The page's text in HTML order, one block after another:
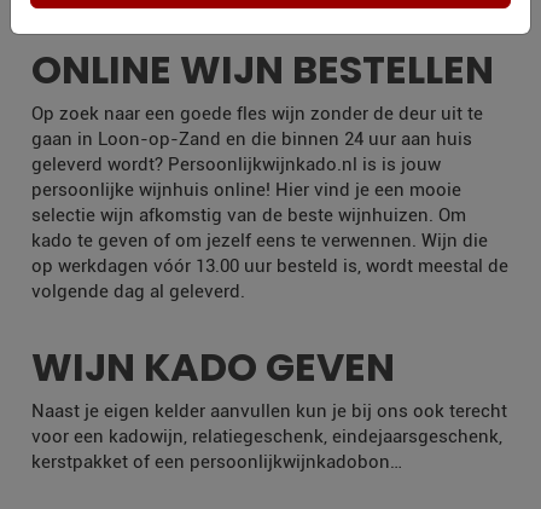
KADOBON
CONTACT
ONLINE WIJN BESTELLEN
Op zoek naar een goede fles wijn zonder de deur uit te
gaan in Loon-op-Zand en die binnen 24 uur aan huis
geleverd wordt? Persoonlijkwijnkado.nl is is jouw
persoonlijke wijnhuis online! Hier vind je een mooie
selectie wijn afkomstig van de beste wijnhuizen. Om
kado te geven of om jezelf eens te verwennen. Wijn die
op werkdagen vóór 13.00 uur besteld is, wordt meestal de
volgende dag al geleverd.
WIJN KADO GEVEN
Naast je eigen kelder aanvullen kun je bij ons ook terecht
voor een kadowijn, relatiegeschenk, eindejaarsgeschenk,
kerstpakket of een persoonlijkwijnkadobon…